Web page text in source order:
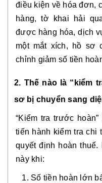
điều kiện về hóa đơn,
hàng, tờ khai hải
được hàng hóa, dịch
một mắt xích, hồ sơ
chỉnh giảm số tiền
2. Thế nào là “kiểm
sơ bị chuyển sang
“Kiểm tra trước
tiến hành kiểm tra chi
quyết định hoàn
này khi:
Số tiền hoàn lớn